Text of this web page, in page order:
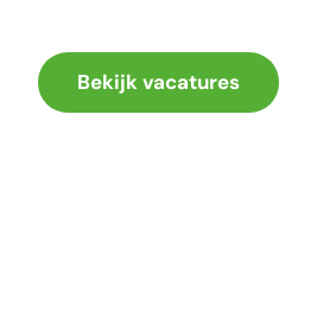
Bekijk vacatures